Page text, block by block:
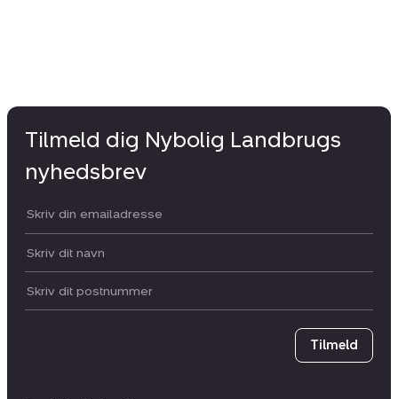
Tilmeld dig Nybolig Landbrugs
nyhedsbrev
Din email:
Dit navn:
Postnummer
Tilmeld